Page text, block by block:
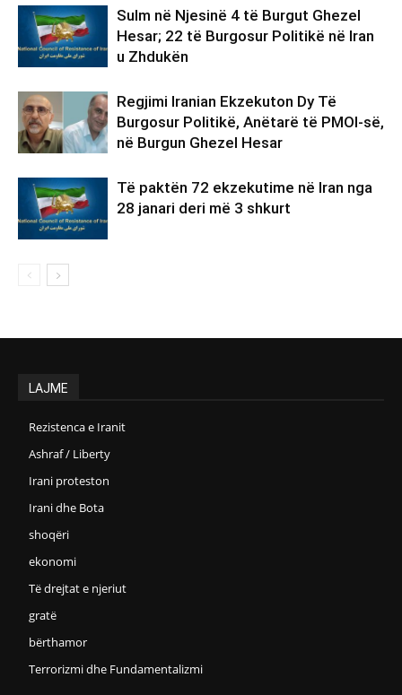
Sulm në Njesinë 4 të Burgut Ghezel
Hesar; 22 të Burgosur Politikë në Iran
u Zhdukën
Regjimi Iranian Ekzekuton Dy Të
Burgosur Politikë, Anëtarë të PMOI-së,
në Burgun Ghezel Hesar
Të paktën 72 ekzekutime në Iran nga
28 janari deri më 3 shkurt
LAJME
Rezistenca e Iranit
Ashraf / Liberty
Irani proteston
Irani dhe Bota
shoqëri
ekonomi
Të drejtat e njeriut
gratë
bërthamor
Terrorizmi dhe Fundamentalizmi